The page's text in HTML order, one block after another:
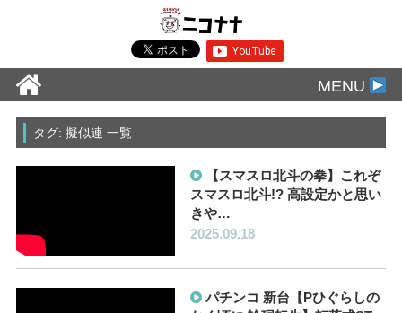
MENU
タグ: 擬似連 一覧
【スマスロ北斗の拳】これぞ
スマスロ北斗!? 高設定かと思い
きや…
2025.09.18
パチンコ 新台【Pひぐらしの